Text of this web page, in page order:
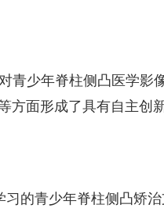
青少年脊柱侧凸医学影
方面形成了具有自主创
的青少年脊柱侧凸矫